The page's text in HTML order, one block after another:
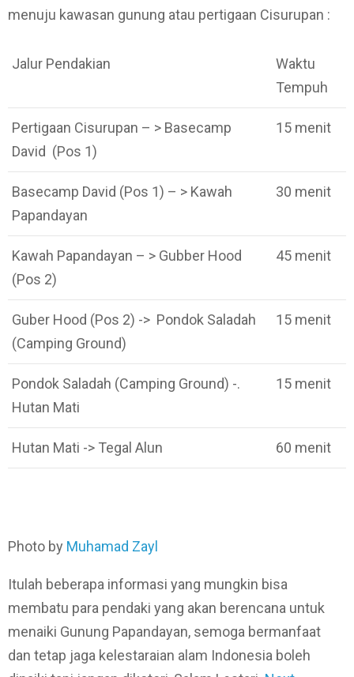
menuju kawasan gunung atau pertigaan Cisurupan :
Jalur Pendakian
Waktu
Tempuh
Pertigaan Cisurupan – > Basecamp
David (Pos 1)
15 menit
Basecamp David (Pos 1) – > Kawah
Papandayan
30 menit
Kawah Papandayan – > Gubber Hood
(Pos 2)
45 menit
Guber Hood (Pos 2) -> Pondok Saladah
(Camping Ground)
15 menit
Pondok Saladah (Camping Ground) -.
Hutan Mati
15 menit
Hutan Mati -> Tegal Alun 60 menit
Photo by Muhamad Zayl
Itulah beberapa informasi yang mungkin bisa
membatu para pendaki yang akan berencana untuk
menaiki Gunung Papandayan, semoga bermanfaat
dan tetap jaga kelestaraian alam Indonesia boleh